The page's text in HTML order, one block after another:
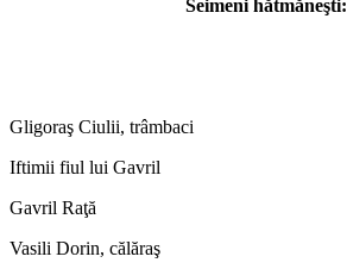
Seimeni hătmăneşti:
Gligoraş Ciulii, trâmbaci
Iftimii fiul lui Gavril
Gavril Raţă
Vasili Dorin, călăraş